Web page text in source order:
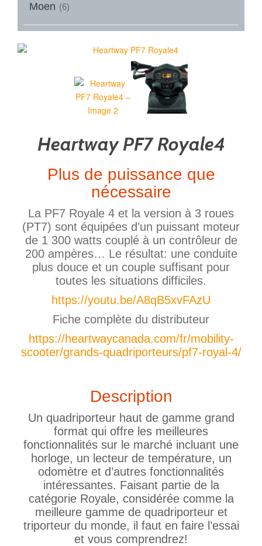
Moen (6)
Heartway PF7 Royale4
Plus de puissance que
nécessaire
La PF7 Royale 4 et la version à 3 roues
(PT7) sont équipées d’un puissant moteur
de 1 300 watts couplé à un contrôleur de
200 ampères… Le résultat: une conduite
plus douce et un couple suffisant pour
toutes les situations difficiles.
https://youtu.be/A8qB5xvFAzU
Fiche complète du distributeur
https://heartwaycanada.com/fr/mobility-
scooter/grands-quadriporteurs/pf7-royal-4/
Description
Un quadriporteur haut de gamme grand
format qui offre les meilleures
fonctionnalités sur le marché incluant une
horloge, un lecteur de température, un
odomètre et d’autres fonctionnalités
intéressantes. Faisant partie de la
catégorie Royale, considérée comme la
meilleure gamme de quadriporteur et
triporteur du monde, il faut en faire l’essai
et vous comprendrez!